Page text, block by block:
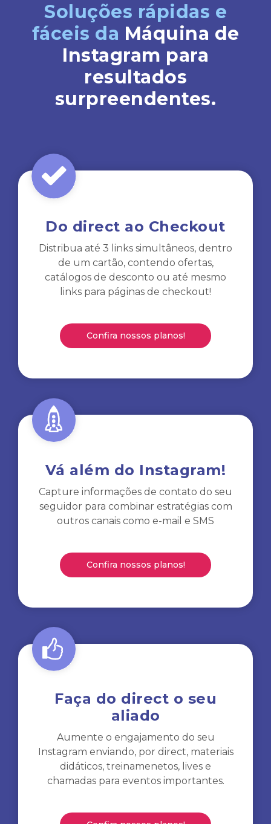
Soluções rápidas e
fáceis da Máquina de
Instagram para
resultados
surpreendentes.
Do direct ao Checkout
Distribua até 3 links simultâneos, dentro
de um cartão, contendo ofertas,
catálogos de desconto ou até mesmo
links para páginas de checkout!
Confira nossos planos!
Vá além do Instagram!
Capture informações de contato do seu
seguidor para combinar estratégias com
outros canais como e-mail e SMS
Confira nossos planos!
Faça do direct o seu
aliado
Aumente o engajamento do seu
Instagram enviando, por direct, materiais
didáticos, treinamenetos, lives e
chamadas para eventos importantes.